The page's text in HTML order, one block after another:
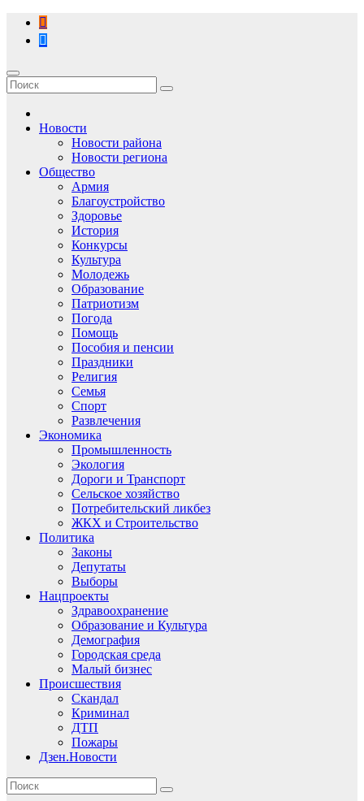
Перейти
содержимому
Новости
Новости района
Новости региона
Общество
Армия
Благоустройство
Здоровье
История
Конкурсы
Культура
Молодежь
Образование
Патриотизм
Погода
Помощь
Пособия и пенсии
Праздники
Религия
Семья
Спорт
Развлечения
Экономика
Промышленность
Экология
Дороги и Транспорт
Сельское хозяйство
Потребительский ликбез
ЖКХ и Строительство
Политика
Законы
Депутаты
Выборы
Нацпроекты
Здравоохранение
Образование и Культура
Демография
Городская среда
Малый бизнес
Происшествия
Скандал
Криминал
ДТП
Пожары
Дзен.Новости